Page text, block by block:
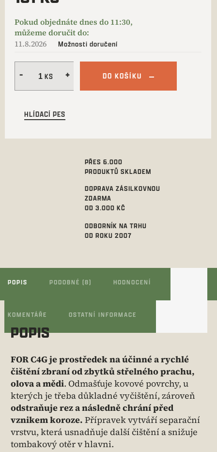
11.8.2026 Možnosti doručení
DO KOŠÍKU
HLÍDACÍ PES
PŘES 6.000
PRODUKTŮ SKLADEM
DOPRAVA ZÁSILKOVNOU
ZDARMA
OD 3.000 KČ
ODBORNÍK NA TRHU
OD ROKU 2007
POPIS PODOBNÉ (8) HODNOCENÍ
KOMENTÁŘE OSTATNÍ INFORMACE
POPIS
FOR C4G je prostředek na účinné a rychlé
čištění zbraní od zbytků střelného prachu,
olova a mědi. Odmašťuje kovové povrchy, u
kterých je třeba důkladné vyčištění, zároveň
odstraňuje rez a následně chrání před
vznikem koroze. Přípravek vytváří separační
vrstvu, která usnadňuje další čištění a snižuje
tombakový otěr v hlavni.